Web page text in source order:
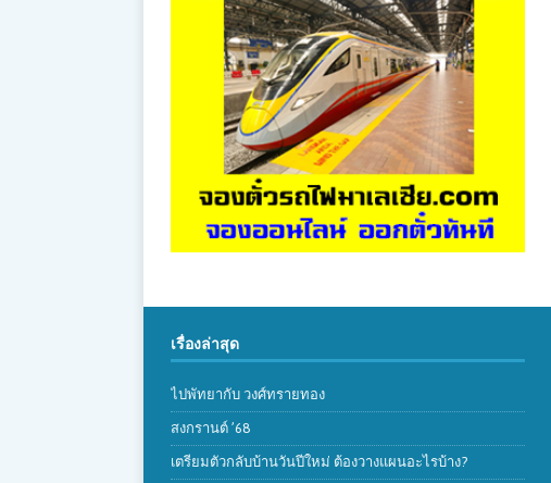
เรื่องล่าสุด
ไปพัทยากับ วงศ์ทรายทอง
สงกรานต์ ’68
เตรียมตัวกลับบ้านวันปีใหม่ ต้องวางแผนอะไรบ้าง?